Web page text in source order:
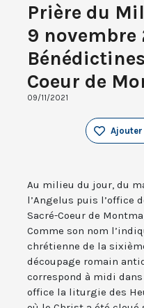
Prière du
9 novembre
Coeur de
09/11/2021
Au milieu du jour, du
l’Angelus puis l’office
Sacré-Coeur de
Comme son nom
chrétienne de la
découpage romain
correspond à midi
office la liturgie des